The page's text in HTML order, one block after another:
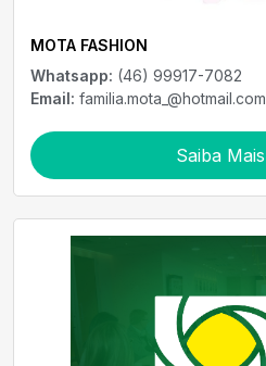
MOTA FASHION
Whatsapp: (46) 99917-7082
Email: familia.mota_@hotmail.com
Saiba Mais